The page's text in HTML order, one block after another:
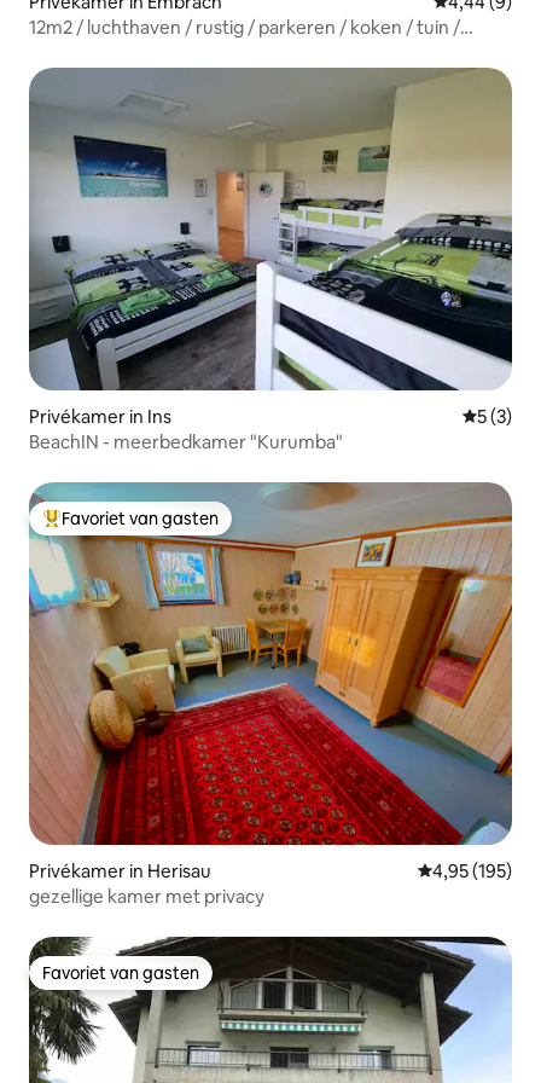
12m2 / luchthaven / rustig / parkeren / koken / tuin /
Privékamer in Ins
5 (3)
BeachIN - meerbedkamer "Kurumba"
Topfavoriet van gasten
Favoriet van gasten
Privékamer in Herisau Gemiddelde
4,95 (195)
gezellige kamer met privacy
Favoriet van gasten
Favoriet van gasten